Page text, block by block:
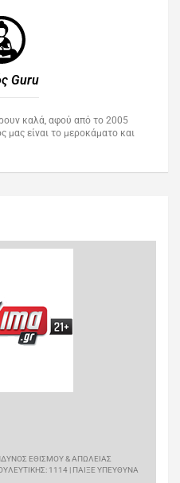
Guru​
καλά, αφού από το 2005
μας είναι το μεροκάματο και
ΕΘΙΣΜΟΥ & ΑΠΩΛΕΙΑΣ
1114 | ΠΑΙΞΕ ΥΠΕΥΘΥΝΑ